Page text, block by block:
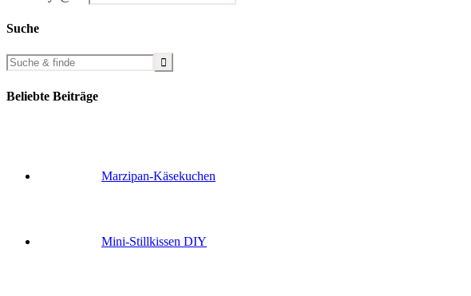
Suche
Beliebte Beiträge
Marzipan-Käsekuchen
Mini-Stillkissen DIY